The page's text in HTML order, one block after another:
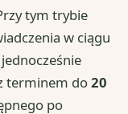
tym trybie
w ciągu
jednocześnie
terminem do20
po